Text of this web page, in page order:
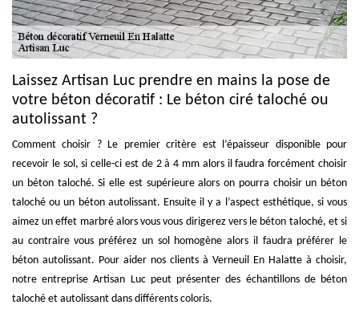
Laissez Artisan Luc prendre en mains la pose de
votre béton décoratif : Le béton ciré taloché ou
autolissant ?
Comment choisir ? Le premier critère est l’épaisseur disponible pour
recevoir le sol, si celle-ci est de 2 à 4 mm alors il faudra forcément choisir
un béton taloché. Si elle est supérieure alors on pourra choisir un béton
taloché ou un béton autolissant. Ensuite il y a l’aspect esthétique, si vous
aimez un effet marbré alors vous vous dirigerez vers le béton taloché, et si
au contraire vous préférez un sol homogène alors il faudra préférer le
béton autolissant. Pour aider nos clients à Verneuil En Halatte à choisir,
notre entreprise Artisan Luc peut présenter des échantillons de béton
taloché et autolissant dans différents coloris.